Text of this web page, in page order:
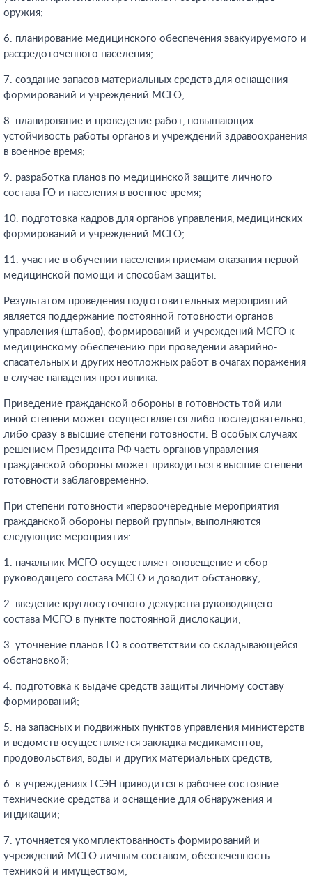
оружия;
6. планирование медицинского обеспечения эвакуируемого и
рассредоточенного населения;
7. создание запасов материальных средств для оснащения
формирований и учреждений МСГО;
8. планирование и проведение работ, повышающих
устойчивость работы органов и учреждений здравоохранения
в военное время;
9. разработка планов по медицинской защите личного
состава ГО и населения в военное время;
10. подготовка кадров для органов управления, медицинских
формирований и учреждений МСГО;
11. участие в обучении населения приемам оказания первой
медицинской помощи и способам защиты.
Результатом проведения подготовительных мероприятий
является поддержание постоянной готовности органов
управления (штабов), формирований и учреждений МСГО к
медицинскому обеспечению при проведении аварийно-
спасательных и других неотложных работ в очагах поражения
в случае нападения противника.
Приведение гражданской обороны в готовность той или
иной степени может осуществляется либо последовательно,
либо сразу в высшие степени готовности. В особых случаях
решением Президента РФ часть органов управления
гражданской обороны может приводиться в высшие степени
готовности заблаговременно.
При степени готовности «первоочередные мероприятия
гражданской обороны первой группы», выполняются
следующие мероприятия:
1. начальник МСГО осуществляет оповещение и сбор
руководящего состава МСГО и доводит обстановку;
2. введение круглосуточного дежурства руководящего
состава МСГО в пункте постоянной дислокации;
3. уточнение планов ГО в соответствии со складывающейся
обстановкой;
4. подготовка к выдаче средств защиты личному составу
формирований;
5. на запасных и подвижных пунктов управления министерств
и ведомств осуществляется закладка медикаментов,
продовольствия, воды и других материальных средств;
6. в учреждениях ГСЭН приводится в рабочее состояние
технические средства и оснащение для обнаружения и
индикации;
7. уточняется укомплектованность формирований и
учреждений МСГО личным составом, обеспеченность
техникой и имуществом;